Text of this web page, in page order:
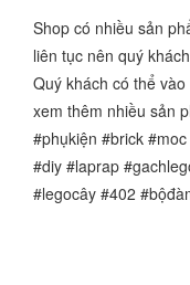
Shop có nhiều sản
liên tục nên quý
Quý khách có thể
xem thêm nhiều sản
#phụkiện #brick
#diy #laprap
#legocây #402